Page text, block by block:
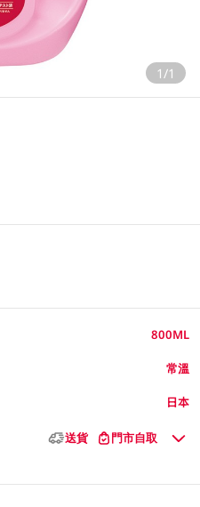
1/1
800ML
常溫
日本
送貨 門市自取